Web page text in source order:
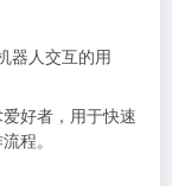
器人交互的用
好者，用于快速
程。